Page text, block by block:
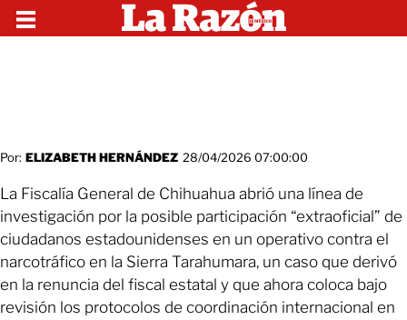
Por: ELIZABETH HERNÁNDEZ 28/04/2026 07:00:00
La Fiscalía General de Chihuahua abrió una línea de
investigación por la posible participación “extraoficial” de
ciudadanos estadounidenses en un operativo contra el
narcotráfico en la Sierra Tarahumara, un caso que derivó
en la renuncia del fiscal estatal y que ahora coloca bajo
revisión los protocolos de coordinación internacional en